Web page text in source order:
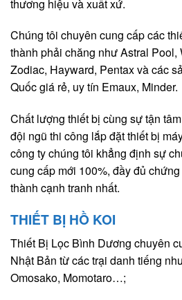
thương hiệu và xuất xứ.
Chúng tôi chuyên cung cấp các
thành phải chăng như Astral Pool,
Zodiac, Hayward, Pentax và các
Quốc giá rẻ, uy tín Emaux, Minder.
Chất lượng thiết bị cùng sự tận
đội ngũ thi công lắp đặt thiết bị
công ty chúng tôi khẳng định sự
cung cấp mới 100%, đầy đủ
thành cạnh tranh nhất.
THIẾT BỊ HỒ KOI
Thiết Bị Lọc Bình Dương chuyên
Nhật Bản từ các trại danh tiếng
Omosako, Momotaro…;